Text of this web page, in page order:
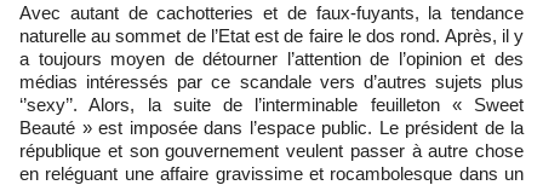
Avec autant de cachotteries et de faux-fuyants, la tendance
naturelle au sommet de l’Etat est de faire le dos rond. Après, il y
a toujours moyen de détourner l’attention de l’opinion et des
médias intéressés par ce scandale vers d’autres sujets plus
‘’sexy’’. Alors, la suite de l’interminable feuilleton « Sweet
Beauté » est imposée dans l’espace public. Le président de la
république et son gouvernement veulent passer à autre chose
en reléguant une affaire gravissime et rocambolesque dans un